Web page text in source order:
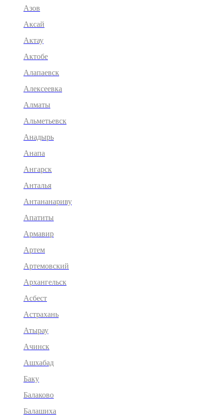
Азов
Аксай
Актау
Актобе
Алапаевск
Алексеевка
Алматы
Альметьевск
Анадырь
Анапа
Ангарск
Анталья
Антананариву
Апатиты
Армавир
Артем
Артемовский
Архангельск
Асбест
Астрахань
Атырау
Ачинск
Ашхабад
Баку
Балаково
Балашиха